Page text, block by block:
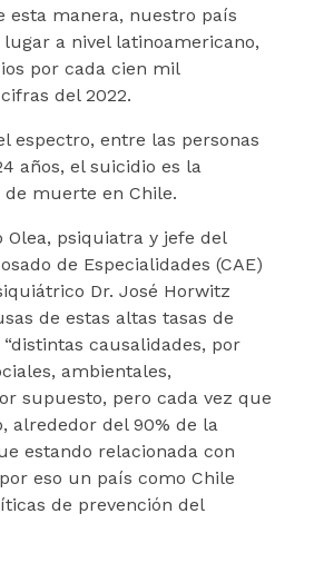
esta manera, nuestro país
a nivel latinoamericano,
por cada cien mil
del 2022.
espectro, entre las personas
años, el suicidio es la
muerte en Chile.
Olea, psiquiatra y jefe del
de Especialidades (CAE)
Dr. José Horwitz
de estas altas tasas de
causalidades, por
ambientales,
supuesto, pero cada vez que
alrededor del 90% de la
estando relacionada con
eso un país como Chile
de prevención del